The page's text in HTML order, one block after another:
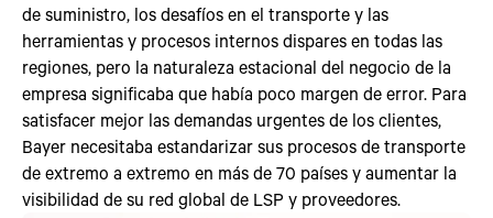
de suministro, los desafíos en el transporte y las
herramientas y procesos internos dispares en todas las
regiones, pero la naturaleza estacional del negocio de la
empresa significaba que había poco margen de error. Para
satisfacer mejor las demandas urgentes de los clientes,
Bayer necesitaba estandarizar sus procesos de transporte
de extremo a extremo en más de 70 países y aumentar la
visibilidad de su red global de LSP y proveedores.